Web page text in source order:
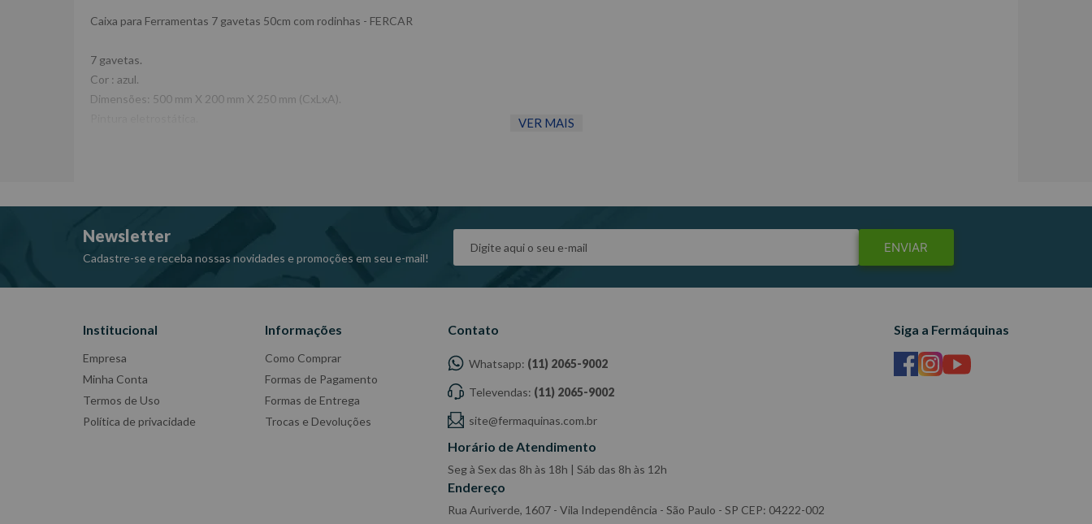
Caixa para Ferramentas 7 gavetas 50cm com rodinhas - FERCAR
7 gavetas.
Cor : azul.
Dimensões: 500 mm X 200 mm X 250 mm (CxLxA).
VER MAIS
Newsletter
Cadastre-se e receba nossas novidades e promoções em seu e-mail!
ENVIAR
Institucional
Empresa
Minha Conta
Termos de Uso
Política de privacidade
Informações
Como Comprar
Formas de Pagamento
Formas de Entrega
Trocas e Devoluções
Contato
Whatsapp: (11) 2065-9002
Televendas: (11) 2065-9002
site@fermaquinas.com.br
Horário de Atendimento
Seg à Sex das 8h às 18h | Sáb das 8h às 12h
Endereço
Rua Auriverde, 1607 - Vila Independência - São Paulo - SP CEP: 04222-002
Siga a Fermáquinas